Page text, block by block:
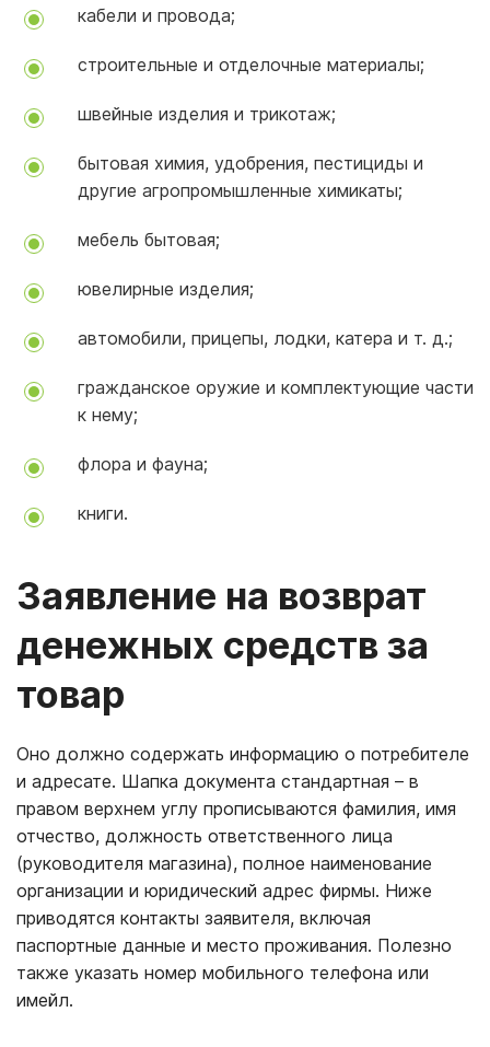
кабели и провода;
строительные и отделочные материалы;
швейные изделия и трикотаж;
бытовая химия, удобрения, пестициды и
другие агропромышленные химикаты;
мебель бытовая;
ювелирные изделия;
автомобили, прицепы, лодки, катера и т. д.;
гражданское оружие и комплектующие части
к нему;
флора и фауна;
книги.
Заявление на возврат
денежных средств за
товар
Оно должно содержать информацию о потребителе
и адресате. Шапка документа стандартная – в
правом верхнем углу прописываются фамилия, имя
отчество, должность ответственного лица
(руководителя магазина), полное наименование
организации и юридический адрес фирмы. Ниже
приводятся контакты заявителя, включая
паспортные данные и место проживания. Полезно
также указать номер мобильного телефона или
имейл.